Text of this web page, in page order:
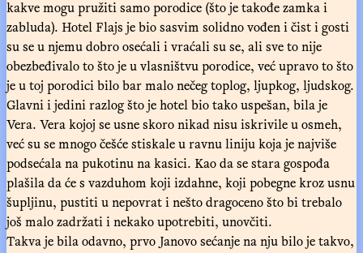
kakve mogu pružiti samo porodice (što je takođe zamka i
zabluda). Hotel Flajs je bio sasvim solidno vođen i čist i gosti
su se u njemu dobro osećali i vraćali su se, ali sve to nije
obezbeđivalo to što je u vlasništvu porodice, već upravo to što
je u toj porodici bilo bar malo nečeg toplog, ljupkog, ljudskog.
Glavni i jedini razlog što je hotel bio tako uspešan, bila je
Vera. Vera kojoj se usne skoro nikad nisu iskrivile u osmeh,
već su se mnogo češće stiskale u ravnu liniju koja je najviše
podsećala na pukotinu na kasici. Kao da se stara gospođa
plašila da će s vazduhom koji izdahne, koji pobegne kroz usnu
šupljinu, pustiti u nepovrat i nešto dragoceno što bi trebalo
još malo zadržati i nekako upotrebiti, unovčiti.
Takva je bila odavno, prvo Janovo sećanje na nju bilo je takvo,